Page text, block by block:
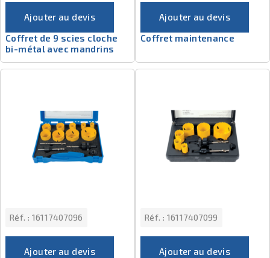
Ajouter au devis
Coffret de 9 scies cloche
bi-métal avec mandrins
Ajouter au devis
Coffret maintenance
Réf. : 16117407096
Ajouter au devis
Réf. : 16117407099
Ajouter au devis